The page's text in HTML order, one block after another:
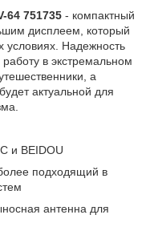
64 751735 - компактный
дисплеем, который
условиях. Надежность
в экстремальном
а
актуальной для
и BEIDOU
подходящий в
антенна для